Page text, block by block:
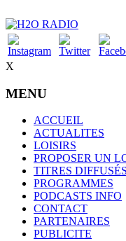
X
MENU
ACCUEIL
ACTUALITES
LOISIRS
PROPOSER UN
TITRES DIFFUSÉS
PROGRAMMES
PODCASTS INFO
CONTACT
PARTENAIRES
PUBLICITE